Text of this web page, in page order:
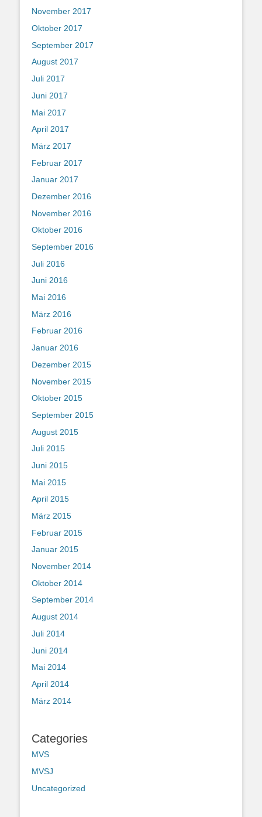
November 2017
Oktober 2017
September 2017
August 2017
Juli 2017
Juni 2017
Mai 2017
April 2017
März 2017
Februar 2017
Januar 2017
Dezember 2016
November 2016
Oktober 2016
September 2016
Juli 2016
Juni 2016
Mai 2016
März 2016
Februar 2016
Januar 2016
Dezember 2015
November 2015
Oktober 2015
September 2015
August 2015
Juli 2015
Juni 2015
Mai 2015
April 2015
März 2015
Februar 2015
Januar 2015
November 2014
Oktober 2014
September 2014
August 2014
Juli 2014
Juni 2014
Mai 2014
April 2014
März 2014
Categories
MVS
MVSJ
Uncategorized